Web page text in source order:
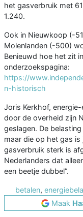
het gasverbruik met
1.240.
Ook in Nieuwkoop (-
Molenlanden (-500)
Benieuwd hoe het zit
onderzoekspagina:
https://
n-historisch
Joris Kerkhof,
door de overheid zijn
geslagen. De
maar die op het gas
gasverbruik sterk is
Nederlanders dat
een beetje dubbel”.
betalen,
Maak